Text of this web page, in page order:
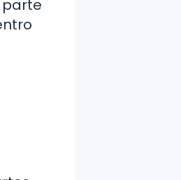
parte